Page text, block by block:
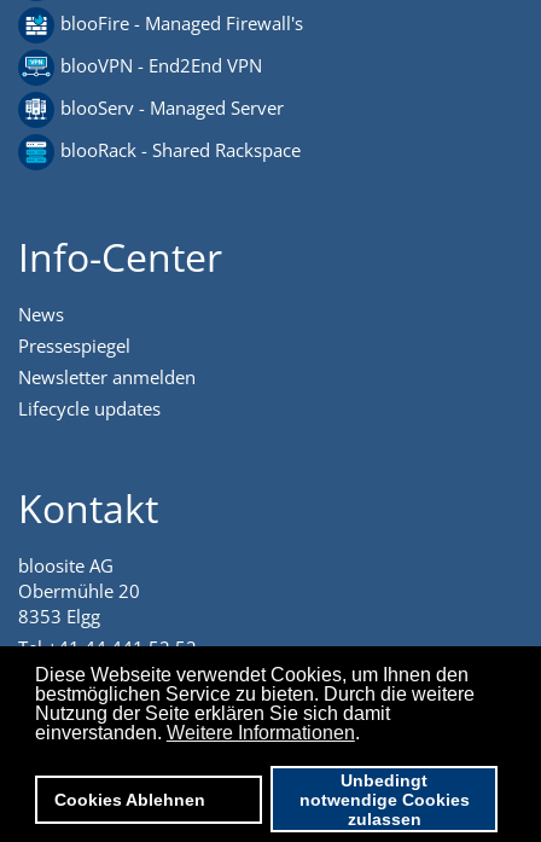
Diese Webseite verwendet Cookies, um Ihnen den
bestmöglichen Service zu bieten. Durch die weitere
Nutzung der Seite erklären Sie sich damit
einverstanden. Weitere Informationen.
Cookies Ablehnen
Unbedingt
notwendige Cookies
zulassen
blooFire - Managed Firewall's
blooVPN - End2End VPN
blooServ - Managed Server
blooRack - Shared Rackspace
Info-Center
News
Pressespiegel
Newsletter anmelden
Lifecycle updates
Kontakt
bloosite AG
Obermühle 20
8353 Elgg
Tel +41 44 441 52 52
angenehm@bloosite.com
© 2026 bloosite AG IAGB
Können wir Ihnen helfen?